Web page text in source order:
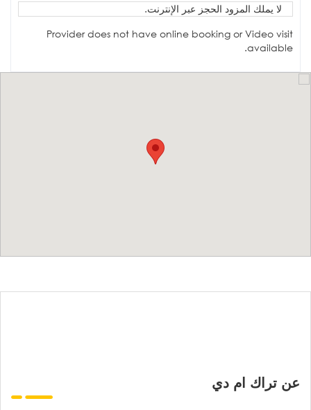
لا يملك المزود الحجز عبر الإنترنت.
Provider does not have online booking or Video visit
available.
عن تراك ام دي